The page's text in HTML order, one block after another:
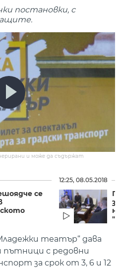
постановки, с
и може да съдържат
се
12:25, 08.05.2018
театър“ дава
пътници с редовни
за срок от 3, 6 и 12